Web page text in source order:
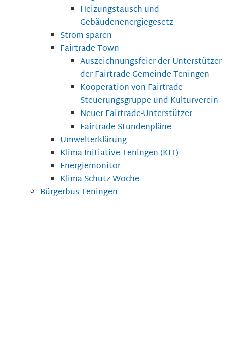
Heizungstausch und
Gebäudenenergiegesetz
Strom sparen
Fairtrade Town
Auszeichnungsfeier der Unterstützer
der Fairtrade Gemeinde Teningen
Kooperation von Fairtrade
Steuerungsgruppe und Kulturverein
Neuer Fairtrade-Unterstützer
Fairtrade Stundenpläne
Umwelterklärung
Klima-Initiative-Teningen (KIT)
Energiemonitor
Klima-Schutz-Woche
Bürgerbus Teningen